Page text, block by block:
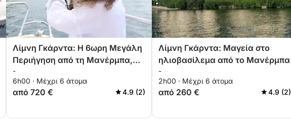
Λίμνη Γκάρντα: Η 6ωρη Μεγάλη
Περιήγηση από τη Μανέρμπα,
Μια Αξέχαστη Εμπειρία
-
6h00 · Μέχρι 6 άτομα
από 720 € 4.9 (2)
Λίμνη Γκάρντα: Μαγεία στο
ηλιοβασίλεμα από το Μανέρμπα
-
2h00 · Μέχρι 6 άτομα
από 260 € 4.9 (2)